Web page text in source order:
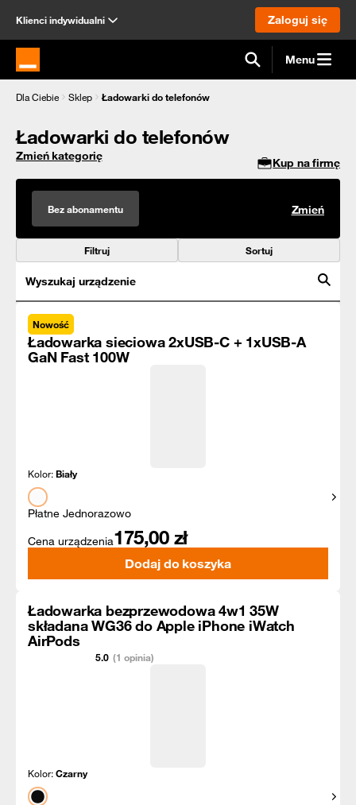
Klienci indywidualni Zaloguj się
Strona główna Orange.pl Menu
Dla Ciebie Sklep Ładowarki do telefonów
Ładowarki do telefonów
Zmień kategorię Kup na firmę
Bez abonamentu Zmień
Filtruj Sortuj
Wyszukaj urządzenie
Nowość
Ładowarka sieciowa 2xUSB-C + 1xUSB-A
GaN Fast 100W
Kolor:Biały
Płatne Jednorazowo
Cena urządzenia175,00 zł
Dodaj do koszyka
Ładowarka bezprzewodowa 4w1 35W
składana WG36 do Apple iPhone iWatch
AirPods
5.0 (1 opinia)
Kolor:Czarny